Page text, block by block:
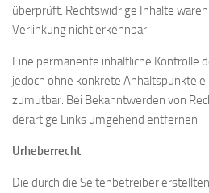
überprüft. Rechtswidrige Inhalte
Verlinkung nicht erkennbar.
Eine permanente inhaltliche Kontrolle
jedoch ohne konkrete Anhaltspunkte
zumutbar. Bei Bekanntwerden von
derartige Links umgehend entfernen.
Urheberrecht
Die durch die Seitenbetreiber